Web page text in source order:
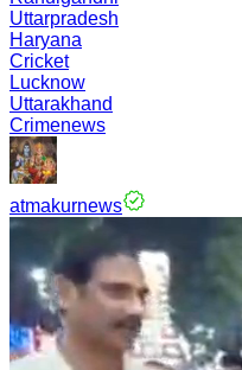
Uttarpradesh
Haryana
Cricket
Lucknow
Uttarakhand
Crimenews
atmakurnews